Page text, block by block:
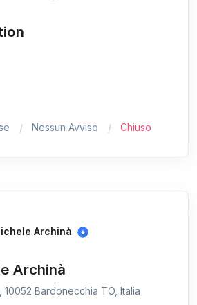
Nessun Avviso Chiuso
Archinà
Archinà
10052 Bardonecchia TO, Italia